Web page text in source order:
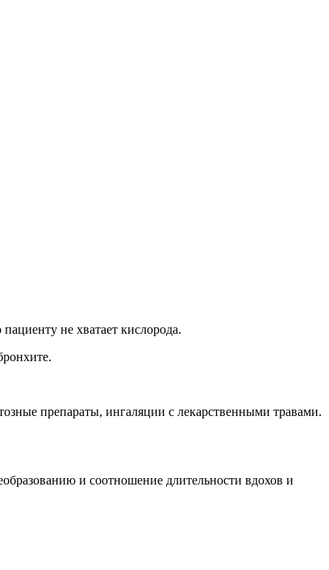
не хватает кислорода.
препараты, ингаляции с лекарственными травами.
и соотношение длительности вдохов и